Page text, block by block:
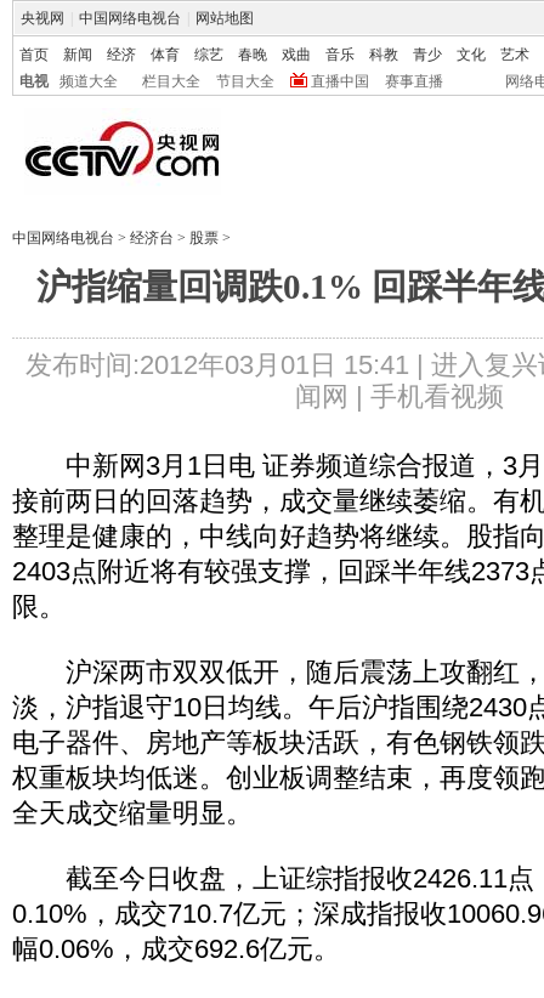
央视网 中国网络电视台 网站地图
首页 新闻 经济 体育 综艺 春晚 戏曲 音乐 科教 青少 文化
艺术
电视
频道大全 栏目大全 节目大全 直播中国 赛事直播 网络
中国网络电视台 > 经济台 > 股票 >
沪指缩量回调跌0.1% 回踩半年
发布时间:2012年03月01日 15:41 | 进入复兴
闻网 | 手机看视频
中新网3月1日电 证券频道综合报道，3月
接前两日的回落趋势，成交量继续萎缩。有
整理是健康的，中线向好趋势将继续。股指
2403点附近将有较强支撑，回踩半年线2373
限。
沪深两市双双低开，随后震荡上攻翻红
淡，沪指退守10日均线。午后沪指围绕2430
电子器件、房地产等板块活跃，有色钢铁领
权重板块均低迷。创业板调整结束，再度领
全天成交缩量明显。
截至今日收盘，上证综指报收2426.11点
0.10%，成交710.7亿元；深成指报收
幅0.06%，成交692.6亿元。